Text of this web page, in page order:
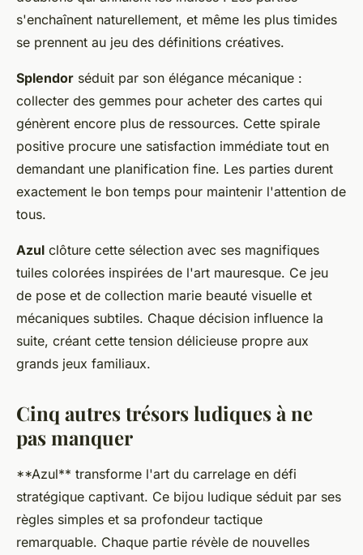
s'enchaînent naturellement, et même les plus timides
se prennent au jeu des définitions créatives.
Splendor séduit par son élégance mécanique :
collecter des gemmes pour acheter des cartes qui
génèrent encore plus de ressources. Cette spirale
positive procure une satisfaction immédiate tout en
demandant une planification fine. Les parties durent
exactement le bon temps pour maintenir l'attention de
tous.
Azul clôture cette sélection avec ses magnifiques
tuiles colorées inspirées de l'art mauresque. Ce jeu
de pose et de collection marie beauté visuelle et
mécaniques subtiles. Chaque décision influence la
suite, créant cette tension délicieuse propre aux
grands jeux familiaux.
Cinq autres trésors ludiques à ne
pas manquer
**Azul** transforme l'art du carrelage en défi
stratégique captivant. Ce bijou ludique séduit par ses
règles simples et sa profondeur tactique
remarquable. Chaque partie révèle de nouvelles